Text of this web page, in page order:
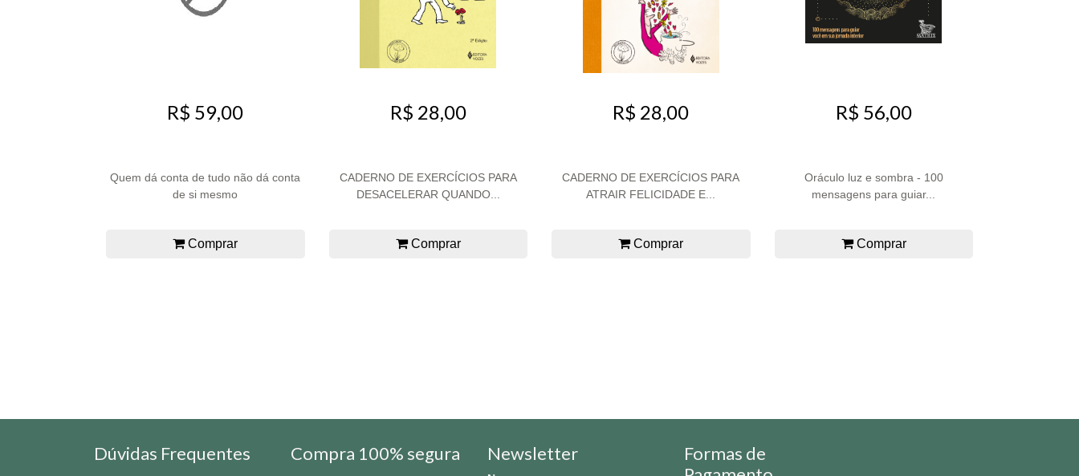
R$ 59,00
Quem dá conta de tudo não dá conta
de si mesmo
Comprar
R$ 28,00
CADERNO DE EXERCÍCIOS PARA
DESACELERAR QUANDO...
Comprar
R$ 28,00
CADERNO DE EXERCÍCIOS PARA
ATRAIR FELICIDADE E...
Comprar
R$ 56,00
Oráculo luz e sombra - 100
mensagens para guiar...
Comprar
Dúvidas Frequentes Compra 100% segura Newsletter
Formas de